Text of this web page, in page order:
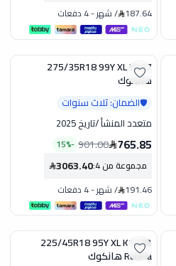
187.64
/شهر-4 دفعات
275/35R18 99Y XL K127
هانكوك
🛡️الضمان: ثلاث سنوات
متعدد المنشأ/تاريخ 2025
765.85
901.00
-
15%
مجموعة من 4 :
3063.40
191.46
/شهر-4 دفعات
تخفيض225/45R18 95Y XL K127B
RunFla هانكوك